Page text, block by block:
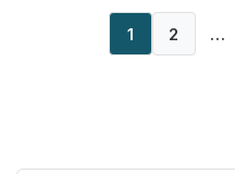
1 2 …